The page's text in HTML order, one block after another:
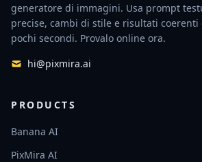
generatore di immagini. Usa prompt
precise, cambi di stile e risultati
pochi secondi. Provalo online ora.
hi@pixmira.ai
PRODUCTS
Banana AI
PixMira AI